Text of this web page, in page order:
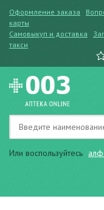
Оформление заказа
карты
Самовыкуп и доставка
такси
Или воспользуйтесь